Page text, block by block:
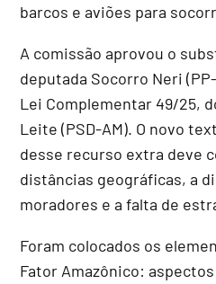
barcos e aviões para
A comissão aprovou o
deputada Socorro Neri
Lei Complementar 49/25,
Leite (PSD-AM). O novo
desse recurso extra deve
distâncias geográficas, a
moradores e a falta de
Foram colocados os
Fator Amazônico: